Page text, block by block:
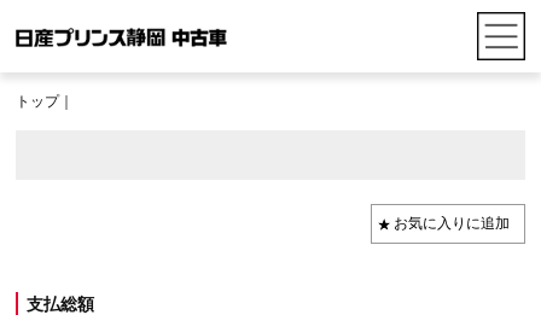
トップ｜
支払総額